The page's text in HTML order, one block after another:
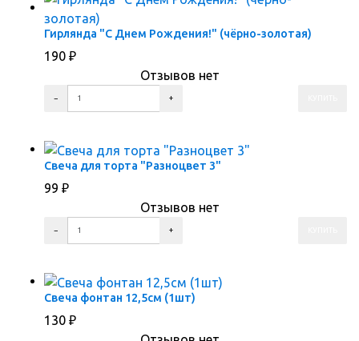
Гирлянда "С Днем Рождения!" (чёрно-золотая)
190 ₽
Отзывов нет
Свеча для торта "Разноцвет 3"
99 ₽
Отзывов нет
Свеча фонтан 12,5см (1шт)
130 ₽